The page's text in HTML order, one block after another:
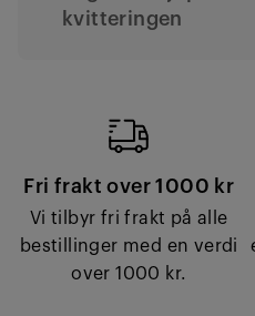
kvitteringen
Fri frakt over 1000 kr
Vi tilbyr fri frakt på alle
bestillinger med en verdi
over 1000 kr.